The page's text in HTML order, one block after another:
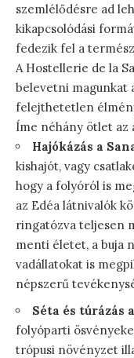
szemlélődésre ad
kikapcsolódási
fedezik fel a
A Hostellerie de la
belevetni magunkat
felejthetetlen
Íme néhány ötlet az
Hajókázás a
kishajót, vagy
hogy a folyóról is
az Edéa látnivalók
ringatózva teljesen
menti életet, a buja
vadállatokat is
népszerű
Séta és túrázás
folyóparti
trópusi növényzet